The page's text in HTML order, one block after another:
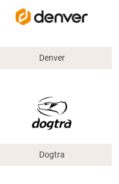
Denver
Dogtra